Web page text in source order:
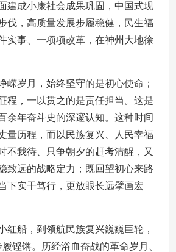
建成小康社会成果巩固，中国式现
伐，高质量发展步履稳健，民生福
实事、一项项改革，在神州大地徐
嵘岁月，始终坚守的是初心使命；
程，一以贯之的是责任担当。这是
余年奋斗史的深邃认知。这种时间
量历程，而以民族复兴、人民幸福
不我待、只争朝夕的赶考清醒，又
致远的战略定力；既回望初心来路
下实干笃行，更放眼长远擘画宏
红船，到领航民族复兴巍巍巨轮，
铿锵。历经浴血奋战的革命岁月、